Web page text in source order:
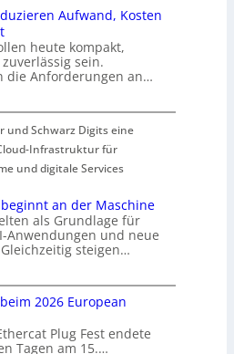
Aufwand, Kosten
heute kompakt,
sein.
die Anforderungen an…
und Schwarz Digits eine
Infrastruktur für
und digitale Services
an der Maschine
als Grundlage für
Anwendungen und neue
steigen…
2026 European
Plug Fest endete
Tagen am 15.…